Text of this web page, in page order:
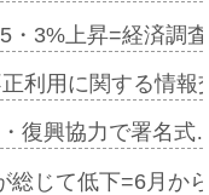
・3%上昇=経済調
利用に関する情
復興協力で署名
総じて低下=6月か